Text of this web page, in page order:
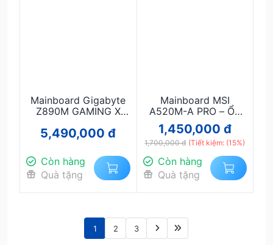
Mainboard Gigabyte
Z890M GAMING X
mẽ, PCIe 5.0, hỗ trợ
5,490,000 đ
Còn hàng
Quà tặng
Mainboard MSI
A520M-A PRO – Ổn
định, bền bỉ, hỗ trợ
Ryzen đa dạng
1,450,000 đ
1,700,000 đ (Tiết kiệm: (15%)
Còn hàng
Quà tặng
1 2 3